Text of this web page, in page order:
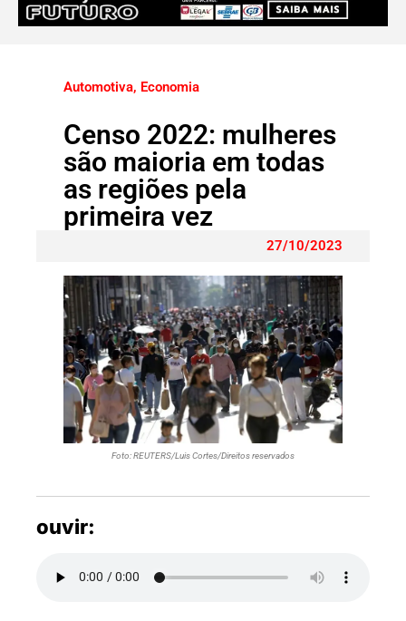
Automotiva, Economia
Censo 2022: mulheres
são maioria em todas
as regiões pela
primeira vez
27/10/2023
Foto: REUTERS/Luis Cortes/Direitos reservados
ouvir: